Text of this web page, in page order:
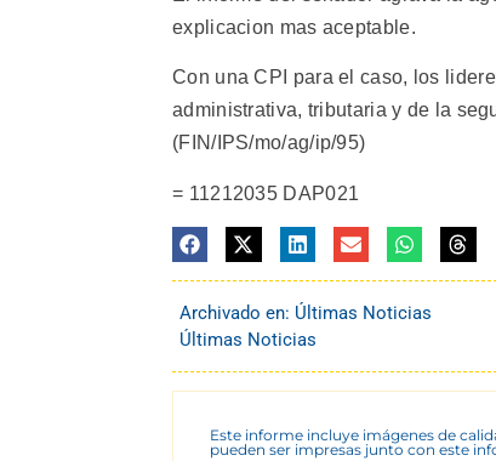
explicacion mas aceptable.
Con una CPI para el caso, los
administrativa, tributaria y de la
(FIN/IPS/mo/ag/ip/95)
= 11212035 DAP021
Archivado en: Últimas Noticias
Últimas Noticias
Este informe incluye imágenes de
pueden ser impresas junto con este